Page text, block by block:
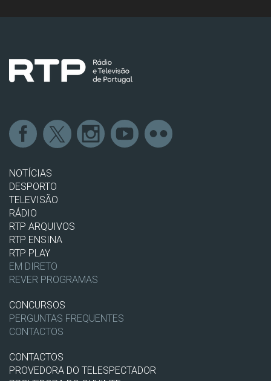
NOTÍCIAS
DESPORTO
TELEVISÃO
RÁDIO
RTP ARQUIVOS
RTP ENSINA
RTP PLAY
EM DIRETO
REVER PROGRAMAS
CONCURSOS
PERGUNTAS FREQUENTES
CONTACTOS
CONTACTOS
PROVEDORA DO TELESPECTADOR